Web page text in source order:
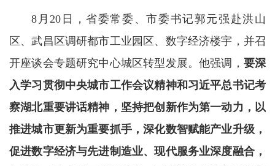
8月20日，省委常委、市委书记郭元强赴洪山
区、武昌区调研都市工业园区、数字经济楼宇，并召
开座谈会专题研究中心城区转型发展。他强调， 要深
入学习贯彻中央城市工作会议精神和习近平总书记考
察湖北重要讲话精神，坚持把创新作为第一动力，以
推进城市更新为重要抓手，深化数智赋能产业升级，
促进数字经济与先进制造业、现代服务业深度融合，